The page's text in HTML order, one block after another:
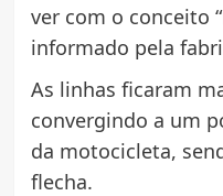
ver com o conceito
informado pela
As linhas ficaram
convergindo a um
da motocicleta,
flecha.